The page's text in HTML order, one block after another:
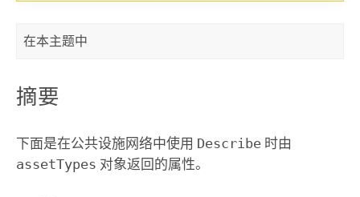
在本主题中
摘要
下面是在公共设施网络中使用 Describe时由
assetTypes 对象返回的属性。